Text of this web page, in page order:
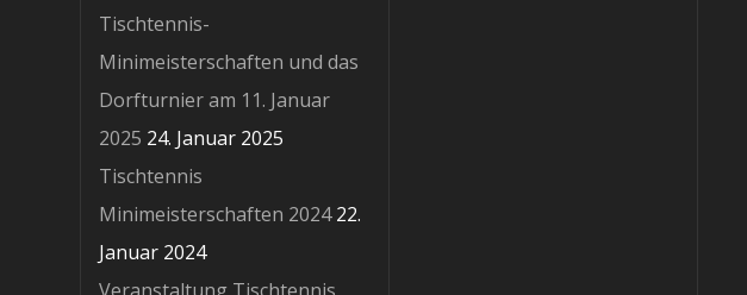
Tischtennis-
Minimeisterschaften und das
Dorfturnier am 11. Januar
2025 24. Januar 2025
Tischtennis
Minimeisterschaften 2024 22.
Januar 2024